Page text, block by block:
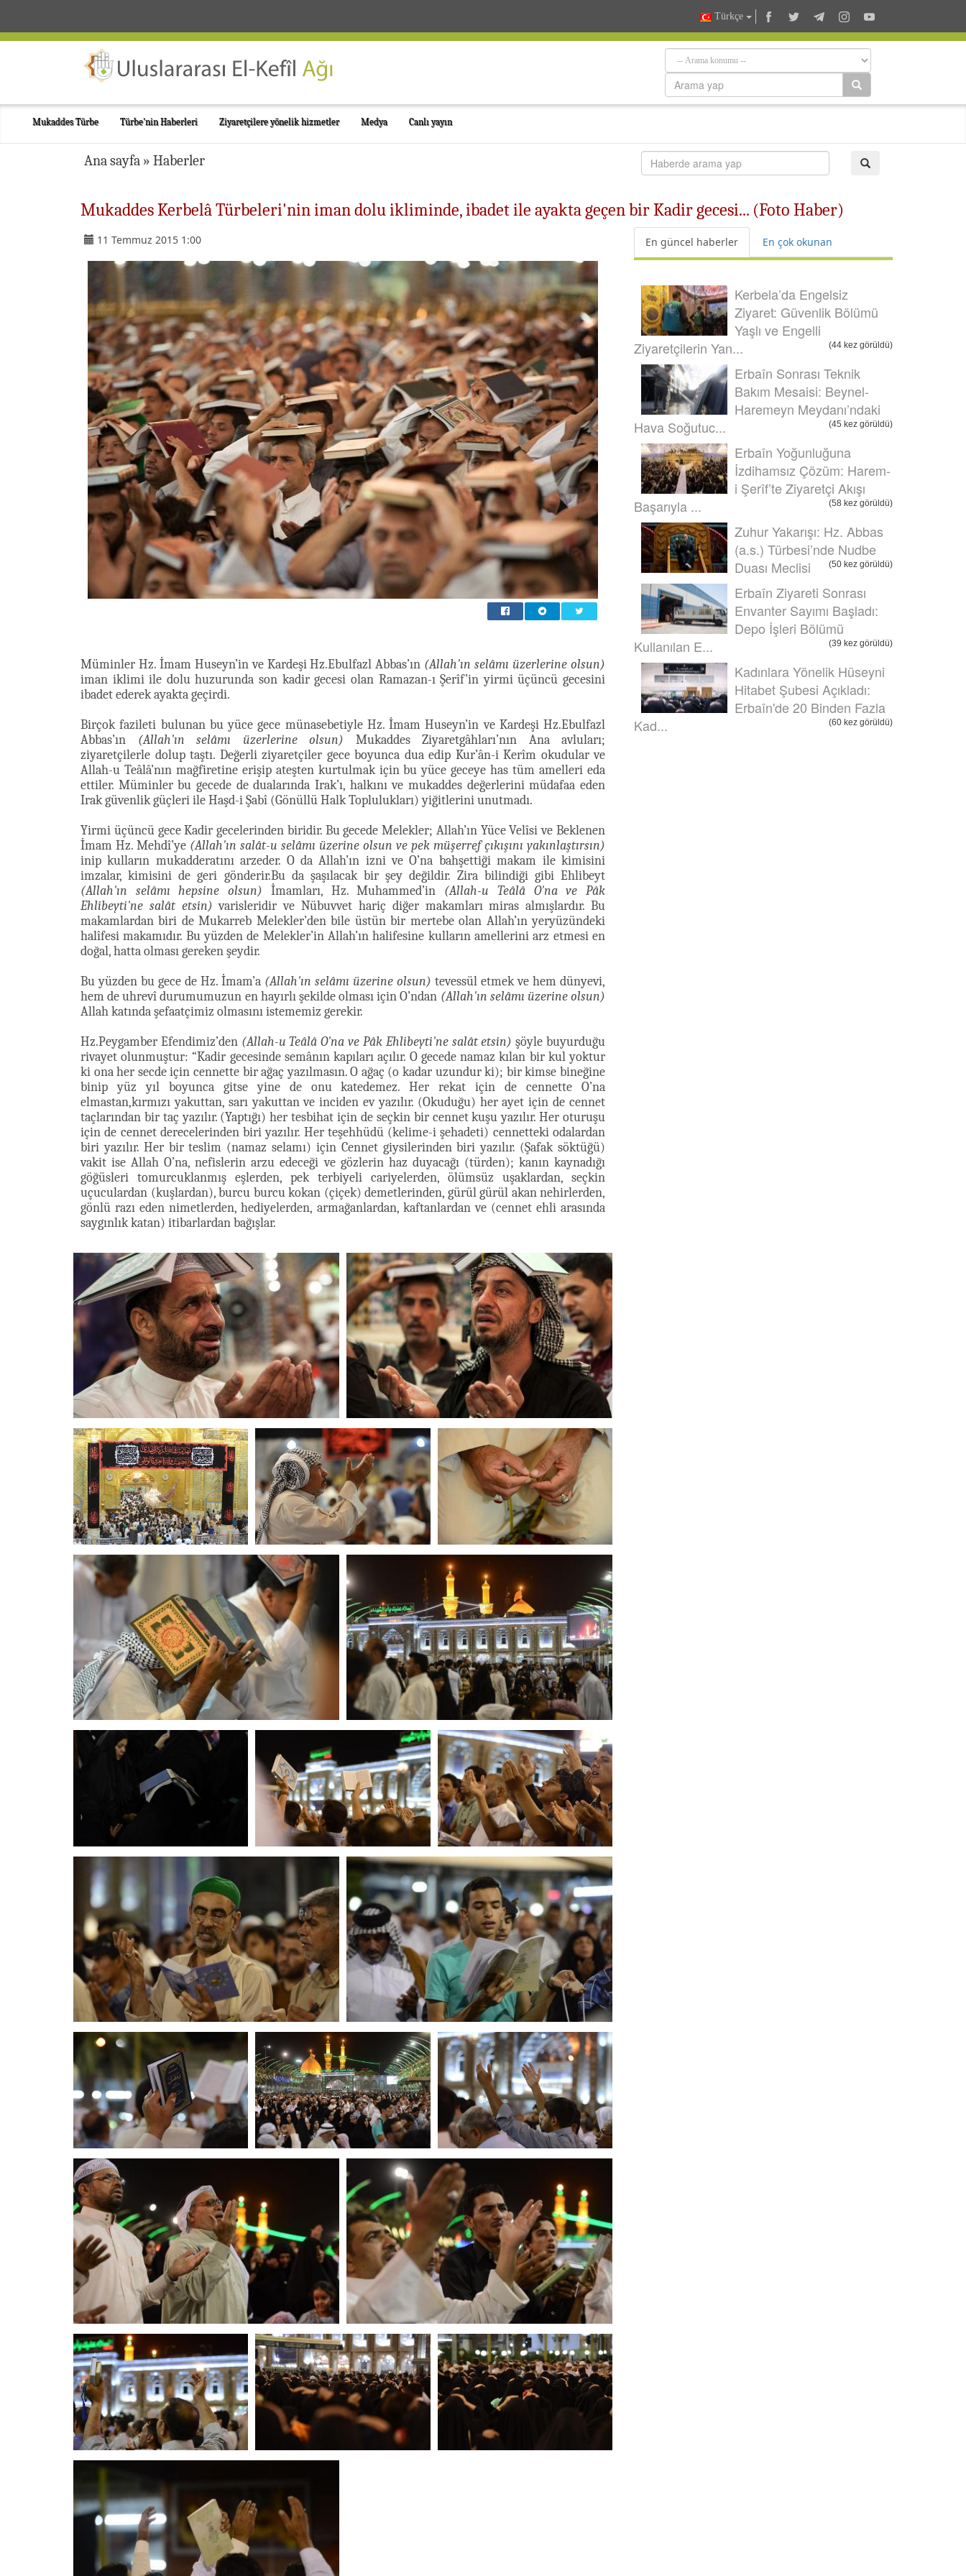
Türkçe
Mukaddes Türbe Türbe'nin Haberleri Ziyaretçilere yönelik hizmetler Medya Canlı yayın
Ana sayfa » Haberler
Mukaddes Kerbelâ Türbeleri'nin iman dolu ikliminde, ibadet ile ayakta geçen bir Kadir gecesi... (Foto Haber)
11 Temmuz 2015 1:00
Müminler Hz. İmam Huseyn’in ve Kardeşi Hz.Ebulfazl Abbas’ın (Allah'ın selâmı üzerlerine olsun)
iman iklimi ile dolu huzurunda son kadir gecesi olan Ramazan-ı Şerîf’in yirmi üçüncü gecesini
ibadet ederek ayakta geçirdi.
Birçok fazileti bulunan bu yüce gece münasebetiyle Hz. İmam Huseyn’in ve Kardeşi Hz.Ebulfazl
Abbas’ın (Allah'ın selâmı üzerlerine olsun) Mukaddes Ziyaretgâhları’nın Ana avluları;
ziyaretçilerle dolup taştı. Değerli ziyaretçiler gece boyunca dua edip Kur’ân-i Kerîm okudular ve
Allah-u Teâlâ’nın mağfiretine erişip ateşten kurtulmak için bu yüce geceye has tüm amelleri eda
ettiler. Müminler bu gecede de dualarında Irak’ı, halkını ve mukaddes değerlerini müdafaa eden
Irak güvenlik güçleri ile Haşd-i Şabî (Gönüllü Halk Toplulukları) yiğitlerini unutmadı.
Yirmi üçüncü gece Kadir gecelerinden biridir. Bu gecede Melekler; Allah’ın Yüce Velîsi ve Beklenen
İmam Hz. Mehdî’ye (Allah'ın salât-u selâmı üzerine olsun ve pek müşerref çıkışını yakınlaştırsın)
inip kulların mukadderatını arzeder. O da Allah’ın izni ve O’na bahşettiği makam ile kimisini
imzalar, kimisini de geri gönderir.Bu da şaşılacak bir şey değildir. Zira bilindiği gibi Ehlibeyt
(Allah'ın selâmı hepsine olsun) İmamları, Hz. Muhammed’in (Allah-u Teâlâ O'na ve Pâk
Ehlibeyti'ne salât etsin) varisleridir ve Nübuvvet hariç diğer makamları miras almışlardır. Bu
makamlardan biri de Mukarreb Melekler’den bile üstün bir mertebe olan Allah’ın yeryüzündeki
halîfesi makamıdır. Bu yüzden de Melekler’in Allah’ın halifesine kulların amellerini arz etmesi en
doğal, hatta olması gereken şeydir.
Bu yüzden bu gece de Hz. İmam’a (Allah'ın selâmı üzerine olsun) tevessül etmek ve hem dünyevi,
hem de uhrevî durumumuzun en hayırlı şekilde olması için O’ndan (Allah'ın selâmı üzerine olsun)
Allah katında şefaatçimiz olmasını istememiz gerekir.
Hz.Peygamber Efendimiz’den (Allah-u Teâlâ O'na ve Pâk Ehlibeyti'ne salât etsin) şöyle buyurduğu
rivayet olunmuştur: “Kadir gecesinde semânın kapıları açılır. O gecede namaz kılan bir kul yoktur
ki ona her secde için cennette bir ağaç yazılmasın. O ağaç (o kadar uzundur ki); bir kimse bineğine
binip yüz yıl boyunca gitse yine de onu katedemez. Her rekat için de cennette O’na
elmastan,kırmızı yakuttan, sarı yakuttan ve inciden ev yazılır. (Okuduğu) her ayet için de cennet
taçlarından bir taç yazılır. (Yaptığı) her tesbihat için de seçkin bir cennet kuşu yazılır. Her oturuşu
için de cennet derecelerinden biri yazılır. Her teşehhüdü (kelime-i şehadeti) cennetteki odalardan
biri yazılır. Her bir teslim (namaz selamı) için Cennet giysilerinden biri yazılır. (Şafak söktüğü)
vakit ise Allah O’na, nefislerin arzu edeceği ve gözlerin haz duyacağı (türden); kanın kaynadığı
göğüsleri tomurcuklanmış eşlerden, pek terbiyeli cariyelerden, ölümsüz uşaklardan, seçkin
uçuculardan (kuşlardan), burcu burcu kokan (çiçek) demetlerinden, gürül gürül akan nehirlerden,
gönlü razı eden nimetlerden, hediyelerden, armağanlardan, kaftanlardan ve (cennet ehli arasında
saygınlık katan) itibarlardan bağışlar.
En güncel haberler En çok okunan
Kerbela’da Engelsiz
Ziyaret: Güvenlik Bölümü
Yaşlı ve Engelli
Ziyaretçilerin Yan...
(44 kez görüldü)
Erbaîn Sonrası Teknik
Bakım Mesaisi: Beynel-
Haremeyn Meydanı’ndaki
Hava Soğutuc...
(45 kez görüldü)
Erbaîn Yoğunluğuna
İzdihamsız Çözüm: Harem-
i Şerîf’te Ziyaretçi Akışı
Başarıyla ...
(58 kez görüldü)
Zuhur Yakarışı: Hz. Abbas
(a.s.) Türbesi’nde Nudbe
Duası Meclisi
(50 kez görüldü)
Erbaîn Ziyareti Sonrası
Envanter Sayımı Başladı:
Depo İşleri Bölümü
Kullanılan E...
(39 kez görüldü)
Kadınlara Yönelik Hüseyni
Hitabet Şubesi Açıkladı:
Erbaîn'de 20 Binden Fazla
Kad...
(60 kez görüldü)